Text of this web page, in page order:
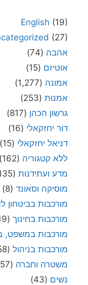
English (19)
(27)
אהבה (74)
אוטיזם (15)
אמונה (1,277)
אמנות (253)
גרשון הכהן (817)
דור יחזקאלי (16)
דניאל יחזקאלי (15)
ללא קטגוריה (162)
מדע ועתידנות (135)
מוסיקה וסאונד (8)
מורכבות בביטחון
מורכבות בחינוך (419)
מורכבות במשפט,
מורכבות בניהול (1,258)
משטרה וחברה (57)
נשים (43)